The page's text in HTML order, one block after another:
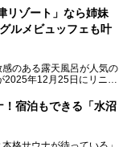
リゾート」なら姉妹
ルメビュッフェも叶
のある露天風呂が人気の
2025年12月25日にリニュ
グルメにこだわったビュ
バスで楽々、さらに草津
大東舘」「亀の井ホテ
宿泊もできる「水沼